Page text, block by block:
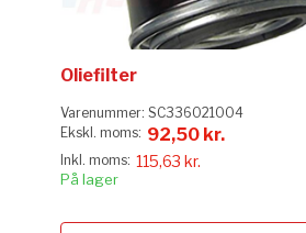
115,63 kr.
92,50 kr.
Oliefilter
Varenummer: SC336021004
På lager